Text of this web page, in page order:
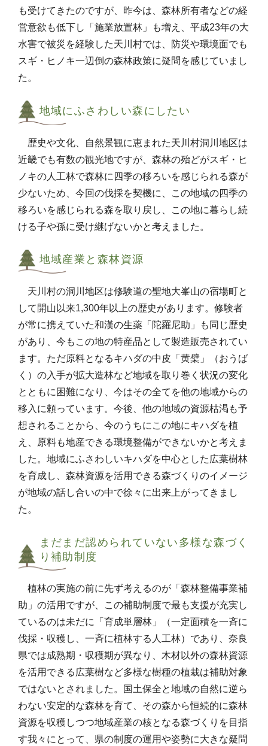
も受けてきたのですが、昨今は、森林所有者などの経
営意欲も低下し「施業放置林」も増え、平成23年の大
水害で被災を経験した天川村では、防災や環境面でも
スギ・ヒノキ一辺倒の森林政策に疑問を感じていまし
た。
地域にふさわしい森にしたい
歴史や文化、自然景観に恵まれた天川村洞川地区は
近畿でも有数の観光地ですが、森林の殆どがスギ・ヒ
ノキの人工林で森林に四季の移ろいを感じられる森が
少ないため、今回の伐採を契機に、この地域の四季の
移ろいを感じられる森を取り戻し、この地に暮らし続
ける子や孫に受け継げないかと考えました。
地域産業と森林資源
天川村の洞川地区は修験道の聖地大峯山の宿場町と
して開山以来1,300年以上の歴史があります。修験者
が常に携えていた和漢の生薬「陀羅尼助」も同じ歴史
があり、今もこの地の特産品として製造販売されてい
ます。ただ原料となるキハダの中皮「黄檗」（おうば
く）の入手が拡大造林など地域を取り巻く状況の変化
とともに困難になり、今はその全てを他の地域からの
移入に頼っています。今後、他の地域の資源枯渇も予
想されることから、今のうちにこの地にキハダを植
え、原料も地産できる環境整備ができないかと考えま
した。地域にふさわしいキハダを中心とした広葉樹林
を育成し、森林資源を活用できる森づくりのイメージ
が地域の話し合いの中で徐々に出来上がってきまし
た。
まだまだ認められていない多様な森づく
り補助制度
植林の実施の前に先ず考えるのが「森林整備事業補
助」の活用ですが、この補助制度で最も支援が充実し
ているのは未だに「育成単層林」（一定面積を一斉に
伐採・収穫し、一斉に植林する人工林）であり、奈良
県では成熟期・収穫期が異なり、木材以外の森林資源
を活用できる広葉樹など多様な樹種の植栽は補助対象
ではないとされました。国土保全と地域の自然に逆ら
わない安定的な森林を育て、その森から恒続的に森林
資源を収穫しつつ地域産業の核となる森づくりを目指
す我々にとって、県の制度の運用や姿勢に大きな疑問